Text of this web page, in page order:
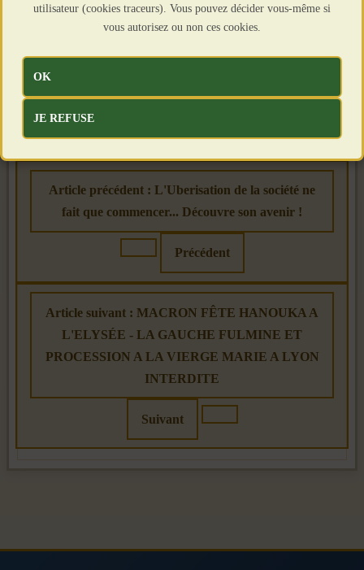
Article précédent : L'Uberisation de la société ne
fait que commencer... Découvre son avenir !
Précédent
Article suivant : MACRON FÊTE HANOUKA A
L'ELYSÉE - LA GAUCHE FULMINE ET
PROCESSION A LA VIERGE MARIE A LYON
INTERDITE
Suivant
utilisateur (cookies traceurs). Vous pouvez décider vous-même si
vous autorisez ou non ces cookies.
OK
JE REFUSE